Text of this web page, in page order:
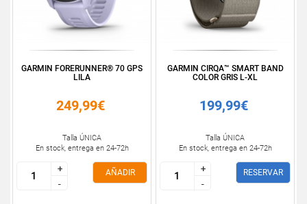
GARMIN FORERUNNER® 70 GPS
LILA
249,99€
Talla ÚNICA
En stock, entrega en 24-72h
+
-
+
-
AÑADIR
GARMIN CIRQA™ SMART BAND
COLOR GRIS L-XL
199,99€
Talla ÚNICA
En stock, entrega en 24-72h
+
-
+
-
RESERVAR